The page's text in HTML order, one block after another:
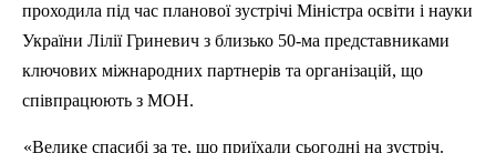
проходила під час планової зустрічі Міністра освіти і науки
України Лілії Гриневич з близько 50-ма представниками
ключових міжнародних партнерів та організацій, що
співпрацюють з МОН.
«Велике спасибі за те, що приїхали сьогодні на зустріч.